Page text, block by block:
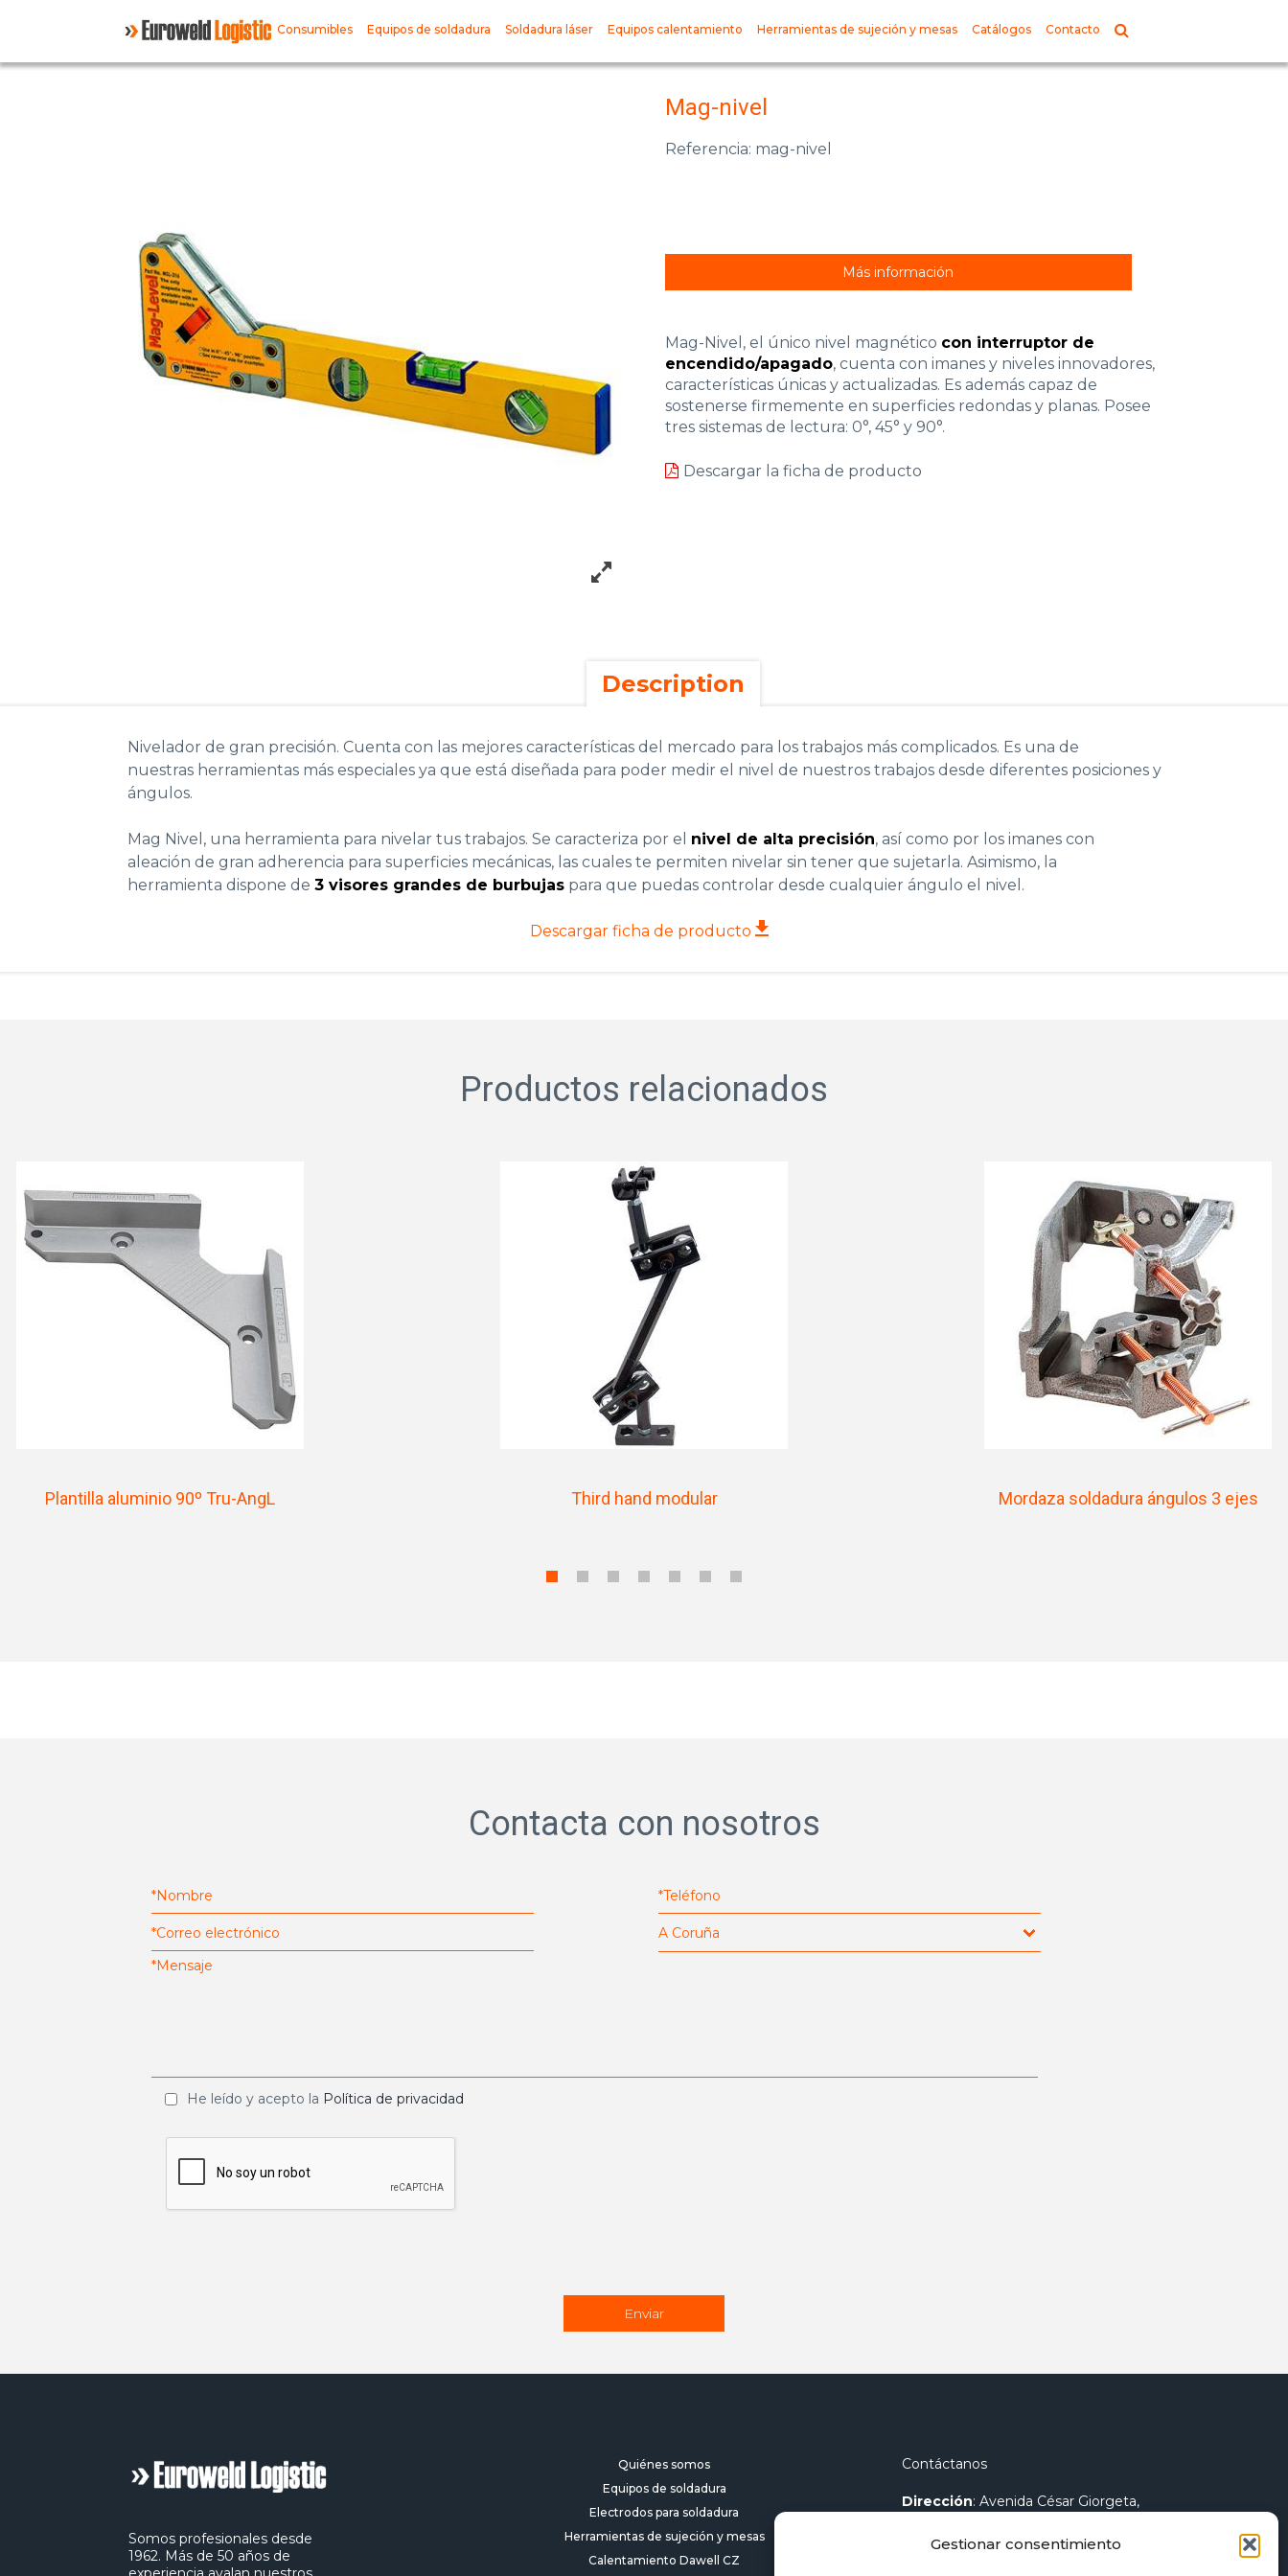
Gestionar consentimiento
Consumibles Equipos de soldadura Soldadura láser Equipos calentamiento Herramientas de sujeción y mesas Catálogos Contacto
Referencia: mag-nivel
Mag-Nivel, el único nivel magnético con interruptor de
encendido/apagado, cuenta con imanes y niveles innovadores,
características únicas y actualizadas. Es además capaz de
sostenerse firmemente en superficies redondas y planas. Posee
tres sistemas de lectura: 0°, 45° y 90°.
Descargar la ficha de producto
Más información
Mag-nivel
Description
Nivelador de gran precisión. Cuenta con las mejores características del mercado para los trabajos más complicados. Es una de
nuestras herramientas más especiales ya que está diseñada para poder medir el nivel de nuestros trabajos desde diferentes posiciones y
ángulos.
Mag Nivel, una herramienta para nivelar tus trabajos. Se caracteriza por el nivel de alta precisión, así como por los imanes con
aleación de gran adherencia para superficies mecánicas, las cuales te permiten nivelar sin tener que sujetarla. Asimismo, la
herramienta dispone de3 visores grandes de burbujas para que puedas controlar desde cualquier ángulo el nivel.
Descargar ficha de producto
Productos relacionados
Plantilla aluminio 90º Tru-AngL Third hand modular Mordaza soldadura ángulos 3 ejes
Contacta con nosotros
He leído y acepto la Política de privacidad
Somos profesionales desde
1962. Más de 50 años de
Quiénes somos
Equipos de soldadura
Electrodos para soldadura
Herramientas de sujeción y mesas
Calentamiento Dawell CZ
Contáctanos
Dirección: Avenida César Giorgeta,